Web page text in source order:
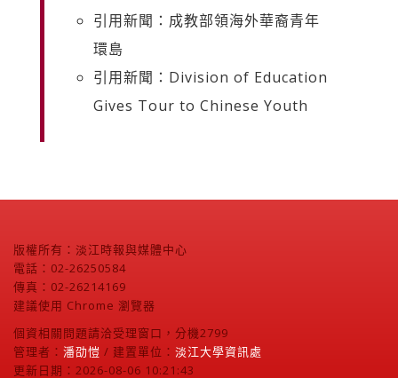
引用新聞：成教部領海外華裔青年
環島
引用新聞：Division of Education
Gives Tour to Chinese Youth
版權所有：淡江時報與媒體中心
電話：02-26250584
傳真：02-26214169
建議使用 Chrome 瀏覽器
個資相關問題請洽受理窗口，分機2799
管理者： 潘劭愷 / 建置單位： 淡江大學資訊處
更新日期：2026-08-06 10:21:43